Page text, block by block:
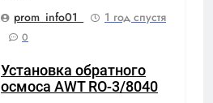
prom_info01_
1 год спустя
0
Установка обратного
осмоса AWT RO-3/8040